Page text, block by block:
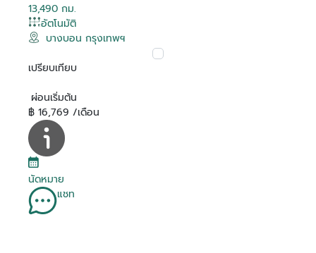
13,490 กม.
อัตโนมัติ
บางบอน กรุงเทพฯ
เปรียบเทียบ
ผ่อนเริ่มต้น
฿ 16,769 /เดือน
นัดหมาย
แชท